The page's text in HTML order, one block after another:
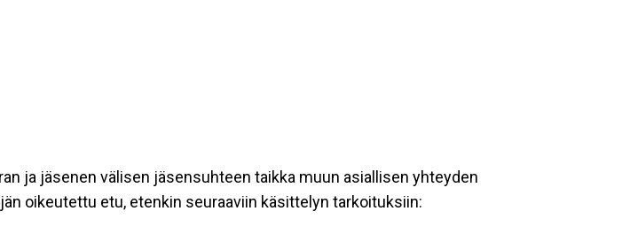
ja jäsenen välisen jäsensuhteen taikka muun asiallisen yhteyden
oikeutettu etu, etenkin seuraaviin käsittelyn tarkoituksiin: